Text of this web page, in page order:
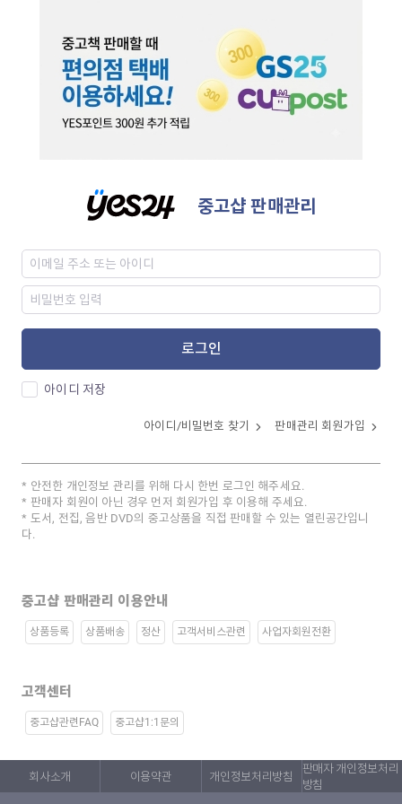
중고샵 판매관리
로그인
아이디 저장
아이디/비밀번호 찾기 판매관리 회원가입
안전한 개인정보 관리를 위해 다시 한번 로그인 해주세요.
판매자 회원이 아닌 경우 먼저 회원가입 후 이용해 주세요.
도서, 전집, 음반 DVD의 중고상품을 직접 판매할 수 있는 열린공간입니
다.
중고샵 판매관리 이용안내
상품등록 상품배송 정산 고객서비스관련 사업자회원전환
고객센터
중고샵관련FAQ 중고샵1:1문의
회사소개 이용약관 개인정보처리방침
판매자 개인정보처리
방침